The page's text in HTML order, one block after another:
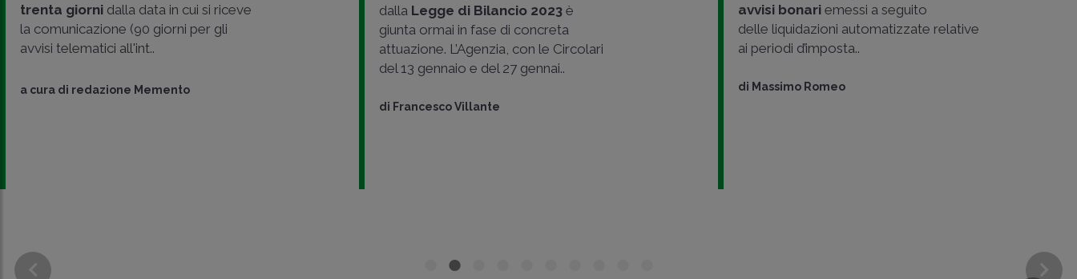
trenta giorni dalla data in cui si riceve
la comunicazione (90 giorni per gli
avvisi telematici all'int..
a cura di redazione Memento
dalla Legge di Bilancio 2023 è
giunta ormai in fase di concreta
attuazione. L’Agenzia, con le Circolari
del 13 gennaio e del 27 gennai..
di Francesco Villante
avvisi bonari emessi a seguito
delle liquidazioni automatizzate relative
ai periodi d’imposta..
di Massimo Romeo